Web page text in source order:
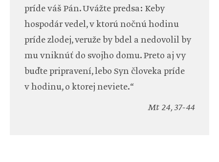
príde váš Pán. Uvážte predsa: Keby
hospodár vedel, v ktorú nočnú hodinu
príde zlodej, veruže by bdel a nedovolil by
mu vniknúť do svojho domu. Preto aj vy
buďte pripravení, lebo Syn človeka príde
v hodinu, o ktorej neviete.“
Mt 24, 37-44